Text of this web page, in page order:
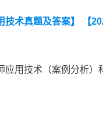
技术真题及答案】
【
应用技术（案例分析）